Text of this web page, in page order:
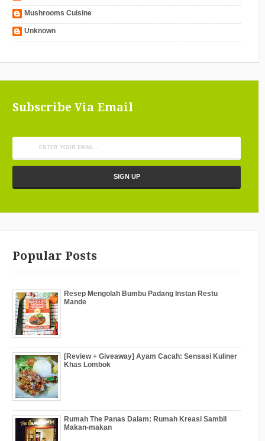
Mushrooms Cuisine
Unknown
Subscribe Via Email
Popular Posts
Resep Mengolah Bumbu Padang Instan Restu
Mande
[Review + Giveaway] Ayam Cacah: Sensasi Kuliner
Khas Lombok
Rumah The Panas Dalam: Rumah Kreasi Sambil
Makan-makan